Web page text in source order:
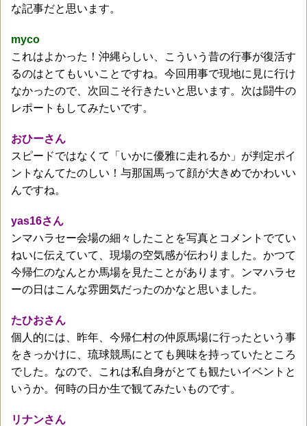
な記事だと思います。
myco
これはよかった！沖縄らしい、こういう昔の行事が復活す
るのはとてもいいことですね。今回用事で現地に見に行け
なかったので、次回こそ行きたいと思います。次は闘牛の
レポートもしてみたいです。
おひーさん
スピードではなくて「いかに優雅に走れるか」が判定ポイ
ントなんてたのしい！与那国馬って顔が大きめでかわいい
んですね。
yas16さん
ンマハラセー会場の細々したことを写真とコメントでてい
ねいに伝えていて、現場の空気感が伝わりました。かつて
今帰仁のなんとか馬場を見たことがあります。ンマハラセ
ーの日はこんな雰囲気だったのかなと思いました。
たひおさん
個人的には、昨年、今帰仁村の仲原馬場に行ったという事
をきっかけに、琉球競馬にとても興味を持っていたところ
でした。なので、これは私自身がとても観たいイベントと
いうか。何時の日か生で観てみたいものです。
リナンさん